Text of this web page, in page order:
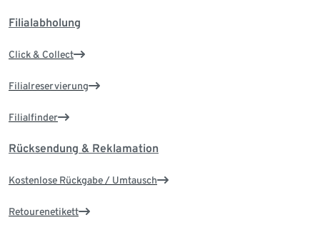
Filialabholung
Click & Collect
Filialreservierung
Filialfinder
Rücksendung & Reklamation
Kostenlose Rückgabe / Umtausch
Retourenetikett